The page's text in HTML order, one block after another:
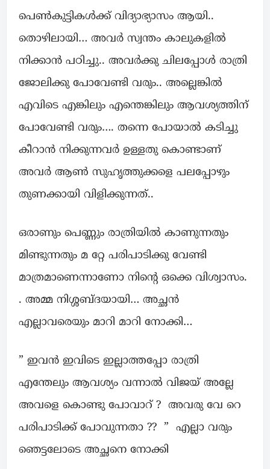
പെൺകുട്ടികൾക്ക് വിദ്യാഭ്യാസം ആയി..
തൊഴിലായി… അവർ സ്വന്തം കാലുകളിൽ
നിക്കാൻ പഠിച്ചു.. അവർക്കു ചിലപ്പോൾ രാത്രി
ജോലിക്കു പോവേണ്ടി വരും.. അല്ലെങ്കിൽ
എവിടെ എങ്കിലും എന്തെങ്കിലും ആവശ്യത്തിന്
പോവേണ്ടി വരും…. തന്നെ പോയാൽ കടിച്ചു
കീറാൻ നിക്കുന്നവർ ഉള്ളതു കൊണ്ടാണ്
അവർ ആൺ സുഹൃത്തുക്കളെ പലപ്പോഴും
തുണക്കായി വിളിക്കുന്നത്‌..
ഒരാണും പെണ്ണും രാത്രിയിൽ കാണുന്നതും
മിണ്ടുന്നതും മ റ്റേ പരിപാടിക്കു വേണ്ടി
മാത്രമാണെന്നാണോ നിന്റെ ഒക്കെ വിശ്വാസം.
. അമ്മ നിശ്ശബ്ദയായി… അച്ഛൻ
എല്ലാവരെയും മാറി മാറി നോക്കി…
” ഇവൻ ഇവിടെ ഇല്ലാത്തപ്പോ രാത്രി
എന്തേലും ആവശ്യം വന്നാൽ വിജയ് അല്ലേ
അവളെ കൊണ്ടു പോവാറ് ? അവരു വേ റെ
പരിപാടിക്ക് പോവുന്നതാ ?? ” എല്ലാ വരും
ഞെട്ടലോടെ അച്ഛനെ നോക്കി